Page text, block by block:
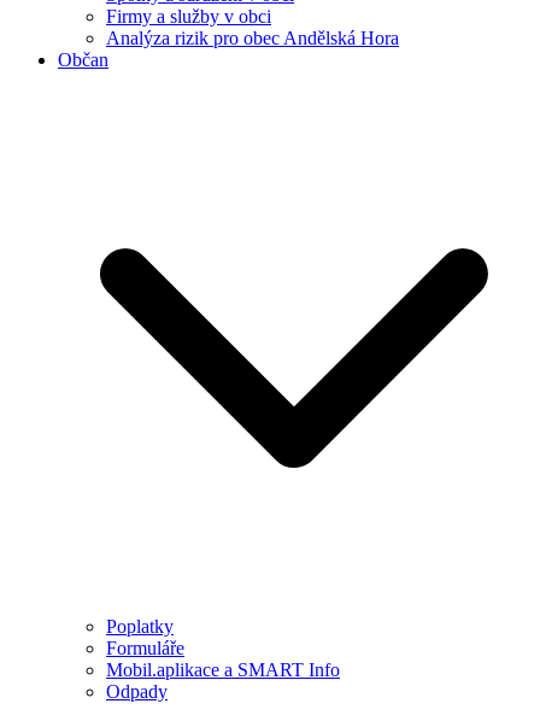
Firmy a služby v obci
Analýza rizik pro obec Andělská Hora
Občan
Poplatky
Formuláře
Mobil.aplikace a SMART Info
Odpady